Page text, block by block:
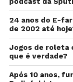
24 anos do E-
de 2002 até
Jogos de roleta
que é verdade?
Após 10 anos,